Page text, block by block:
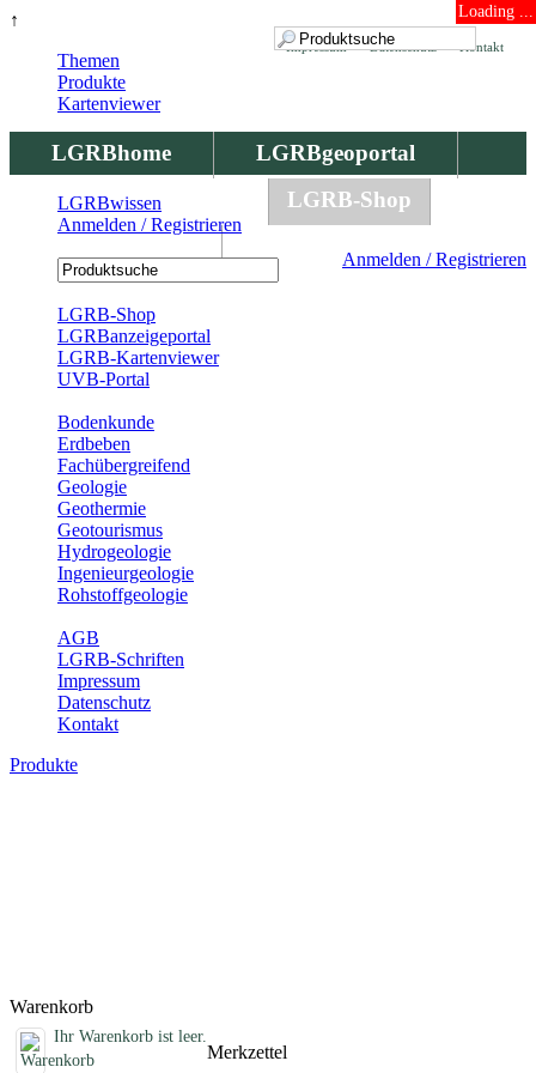
↑ Loading ...
Kontakt
Datenschutz
Impressum
LGRBhome
LGRBgeoportal
LGRBbohrungen
LGRB-Shop
Anmelden / Registrieren
Themen
Produkte
Kartenviewer
LGRBwissen
Anmelden / Registrieren
LGRB-Shop
LGRBanzeigeportal
LGRB-Kartenviewer
UVB-Portal
Bodenkunde
Erdbeben
Fachübergreifend
Geologie
Geothermie
Geotourismus
Hydrogeologie
Ingenieurgeologie
Rohstoffgeologie
AGB
LGRB-Schriften
Impressum
Datenschutz
Kontakt
Produkte
Warenkorb
Ihr Warenkorb ist leer.
Merkzettel